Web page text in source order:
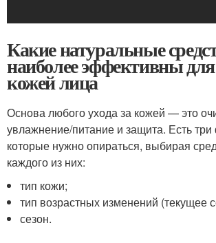
Какие натуральные
наиболее эффективны для
кожей лица
Основа любого ухода за кожей — это
увлажнение/питание и защита. Есть
которые нужно опираться, выбирая
каждого из них:
тип кожи;
тип возрастных изменений (текущее
сезон.